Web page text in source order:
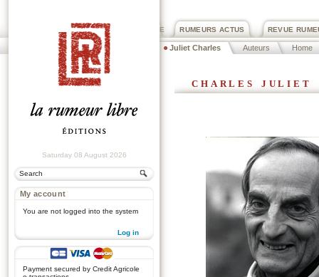
REVUE
RUMEURS ACTUS
PRIX ROGER DEXTRE
Juliet Charles Auteurs Home
Saturday 08 August 2026
My account
You are not logged into the system
Log in
Payment secured by Credit Agricole
charles juliet